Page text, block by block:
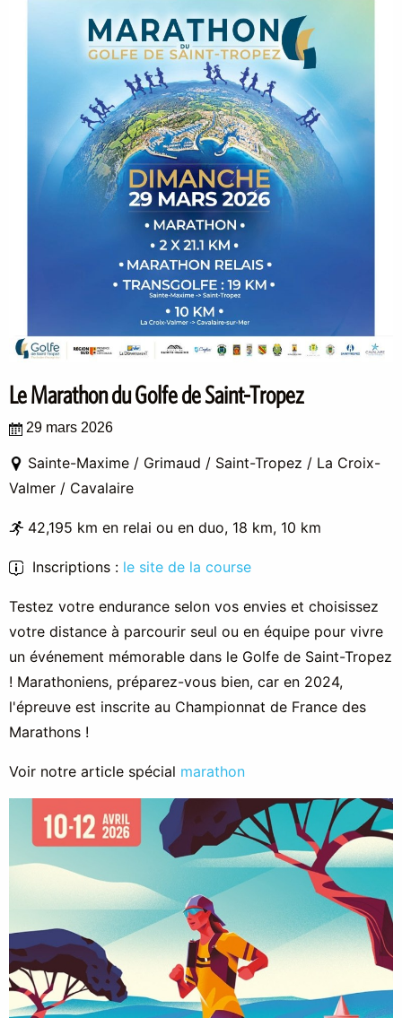
Le Marathon du Golfe de Saint-Tropez
29 mars 2026
Sainte-Maxime / Grimaud / Saint-Tropez / La Croix-
Valmer / Cavalaire
42,195 km en relai ou en duo, 18 km, 10 km
Inscriptions : le site de la course
Testez votre endurance selon vos envies et choisissez
votre distance à parcourir seul ou en équipe pour vivre
un événement mémorable dans le Golfe de Saint-Tropez
! Marathoniens, préparez-vous bien, car en 2024,
l'épreuve est inscrite au Championnat de France des
Marathons !
Voir notre article spécial marathon